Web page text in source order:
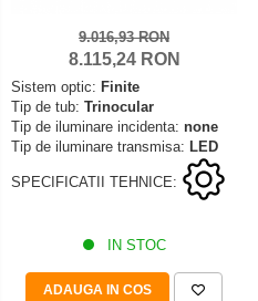
Kit camp intunecat
Lichid calibrare
Masa microscop
Obiective microscoape
Standuri Stereomicroscoape
Unitate fluorescenta
Unitate polarizare
9.016,93 RON
8.115,24 RON
Sistem optic: Finite
Tip de tub: Trinocular
Tip de iluminare incidenta: none
Tip de iluminare transmisa: LED
SPECIFICATII TEHNICE:
IN STOC
ADAUGA IN COS